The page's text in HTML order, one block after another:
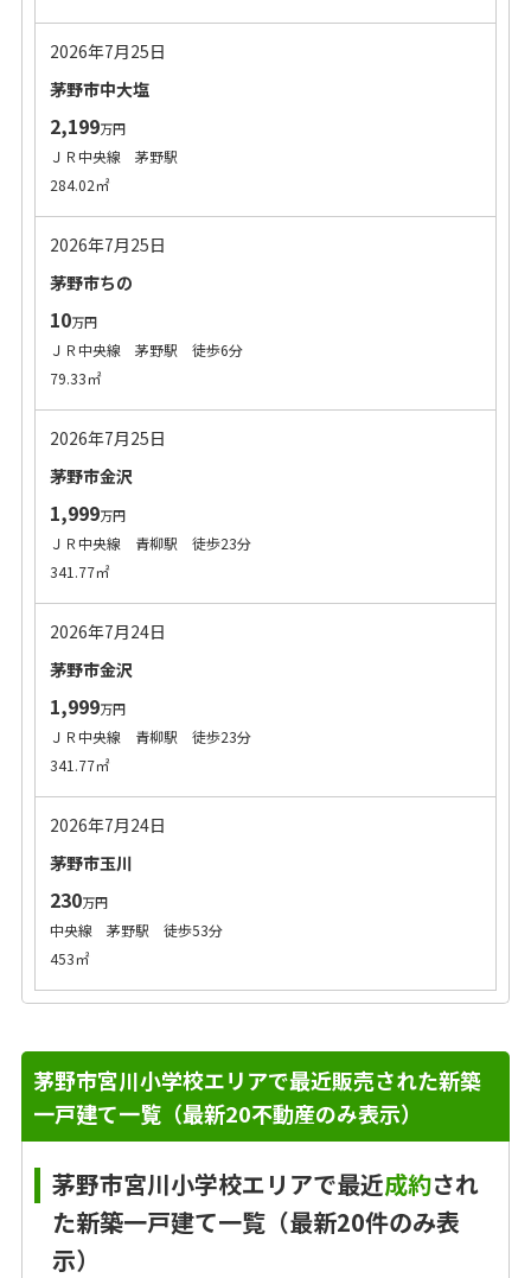
2026年7月25日
茅野市中大塩
2,199万円
ＪＲ中央線 茅野駅
284.02㎡
2026年7月25日
茅野市ちの
10万円
ＪＲ中央線 茅野駅 徒歩6分
79.33㎡
2026年7月25日
茅野市金沢
1,999万円
ＪＲ中央線 青柳駅 徒歩23分
341.77㎡
2026年7月24日
茅野市金沢
1,999万円
ＪＲ中央線 青柳駅 徒歩23分
341.77㎡
2026年7月24日
茅野市玉川
230万円
中央線 茅野駅 徒歩53分
453㎡
茅野市宮川小学校エリアで最近販売された新築
一戸建て一覧（最新20不動産のみ表示）
茅野市宮川小学校エリアで最近成約され
た新築一戸建て一覧（最新20件のみ表
示）